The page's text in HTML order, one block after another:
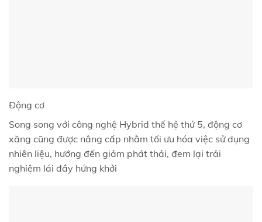
Động cơ
Song song với công nghệ Hybrid thế hệ thứ 5, động cơ
xăng cũng được nâng cấp nhằm tối ưu hóa việc sử dụng
nhiên liệu, hướng đến giảm phát thải, đem lại trải
nghiệm lái đầy hứng khởi